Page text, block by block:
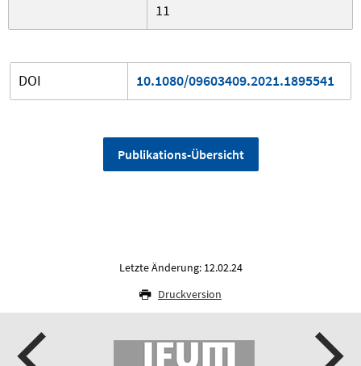
11
DOI 10.1080/09603409.2021.1895541
Publikations-Übersicht
Letzte Änderung: 12.02.24
Druckversion